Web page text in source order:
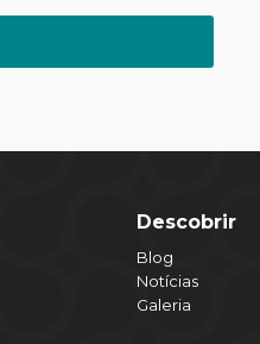
Descobrir
Blog
Notícias
Galeria